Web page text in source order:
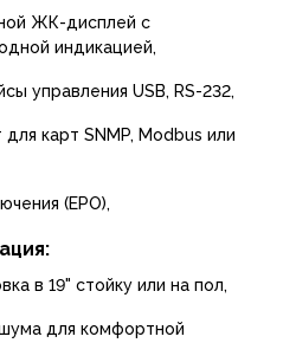
ЖК-дисплей с
индикацией,
управления USB, RS-232,
карт SNMP, Modbus или
(EPO),
в 19" стойку или на пол,
для комфортной